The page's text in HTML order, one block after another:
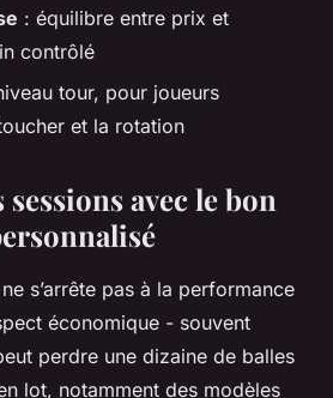
: équilibre entre prix et
contrôlé
tour, pour joueurs
et la rotation
avec le bon
s’arrête pas à la performance
économique - souvent
perdre une dizaine de balles
lot, notamment des modèles